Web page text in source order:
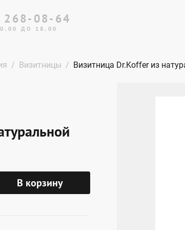
268-08-64
ДО 18.00
Визитницы Визитница Dr.Koffer из
В корзину